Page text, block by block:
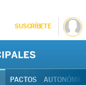
SUSCRÍBETE
PACTOS